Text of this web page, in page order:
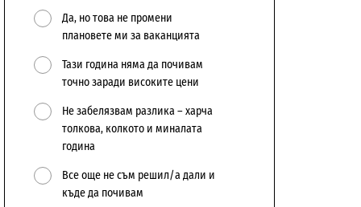
Да, но това не промени
плановете ми за ваканцията
Тази година няма да почивам
точно заради високите цени
Не забелязвам разлика – харча
толкова, колкото и миналата
година
Все още не съм решил/а дали и
къде да почивам